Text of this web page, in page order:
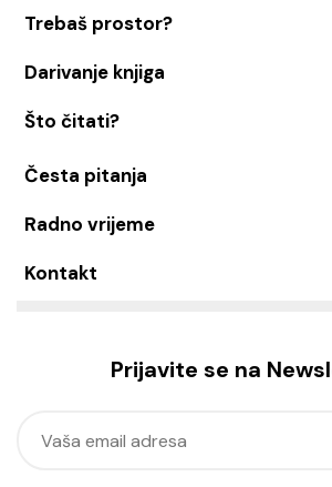
Trebaš prostor?
Darivanje knjiga
Što čitati?
Česta pitanja
Radno vrijeme
Kontakt
Prijavite se na